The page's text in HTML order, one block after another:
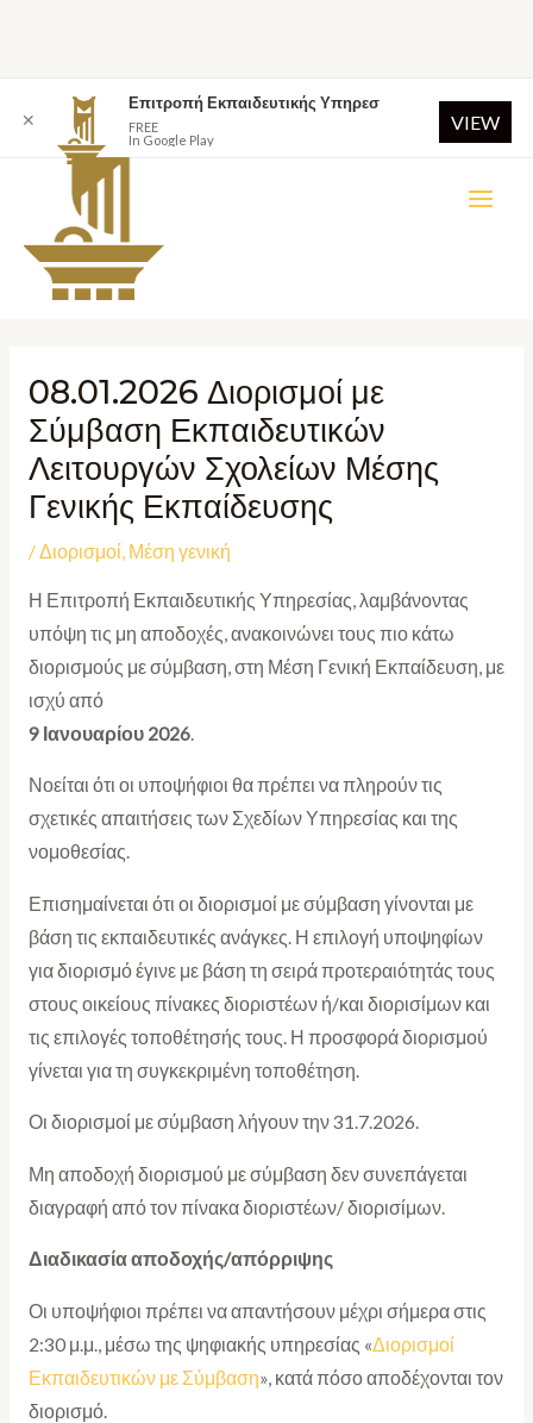
08.01.2026 Διορισμοί με
Σύμβαση Εκπαιδευτικών
Λειτουργών Σχολείων Μέσης
Γενικής Εκπαίδευσης
/Διορισμοί, Μέση γενική
Η Επιτροπή Εκπαιδευτικής Υπηρεσίας, λαμβάνοντας
υπόψη τις μη αποδοχές, ανακοινώνει τους πιο κάτω
διορισμούς με σύμβαση, στη Μέση Γενική Εκπαίδευση, με
ισχύ από
9 Ιανουαρίου 2026.
Νοείται ότι οι υποψήφιοι θα πρέπει να πληρούν τις
σχετικές απαιτήσεις των Σχεδίων Υπηρεσίας και της
νομοθεσίας.
Επισημαίνεται ότι οι διορισμοί με σύμβαση γίνονται με
βάση τις εκπαιδευτικές ανάγκες. Η επιλογή υποψηφίων
για διορισμό έγινε με βάση τη σειρά προτεραιότητάς τους
στους οικείους πίνακες διοριστέων ή/και διορισίμων και
τις επιλογές τοποθέτησής τους. Η προσφορά διορισμού
γίνεται για τη συγκεκριμένη τοποθέτηση.
Οι διορισμοί με σύμβαση λήγουν την 31.7.2026.
Μη αποδοχή διορισμού με σύμβαση δεν συνεπάγεται
διαγραφή από τον πίνακα διοριστέων/ διορισίμων.
Διαδικασία αποδοχής/απόρριψης
Οι υποψήφιοι πρέπει να απαντήσουν μέχρι σήμερα στις
2:30 μ.μ., μέσω της ψηφιακής υπηρεσίας «Διορισμοί
Εκπαιδευτικών με Σύμβαση», κατά πόσο αποδέχονται τον
διορισμό.
✕
Επιτροπή Εκπαιδευτικής Υπηρεσ
FREE
In Google Play
VIEW